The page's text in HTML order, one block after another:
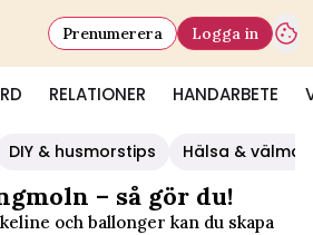
RELATIONER HANDARBETE
Prenumerera Logga in
DIY & husmorstips Hälsa &
diy
– så gör du!
och ballonger kan du skapa